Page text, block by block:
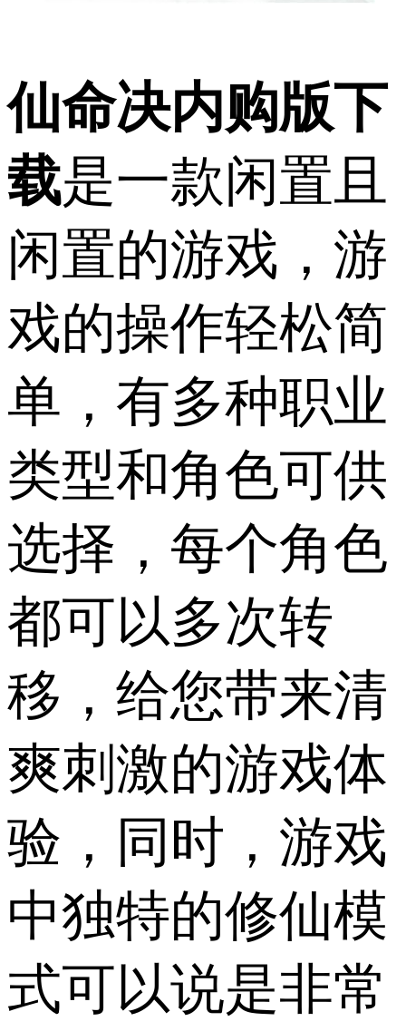
仙命决内购版下
载是一款闲置且
闲置的游戏，游
戏的操作轻松简
单，有多种职业
类型和角色可供
选择，每个角色
都可以多次转
移，给您带来清
爽刺激的游戏体
验，同时，游戏
中独特的修仙模
式可以说是非常